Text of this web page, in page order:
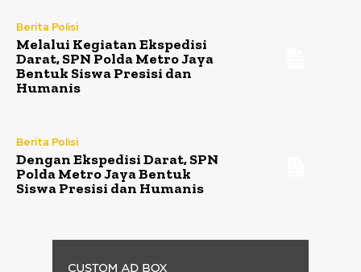
Berita Polisi
Melalui Kegiatan Ekspedisi
Darat, SPN Polda Metro Jaya
Bentuk Siswa Presisi dan
Humanis
Berita Polisi
Dengan Ekspedisi Darat, SPN
Polda Metro Jaya Bentuk
Siswa Presisi dan Humanis